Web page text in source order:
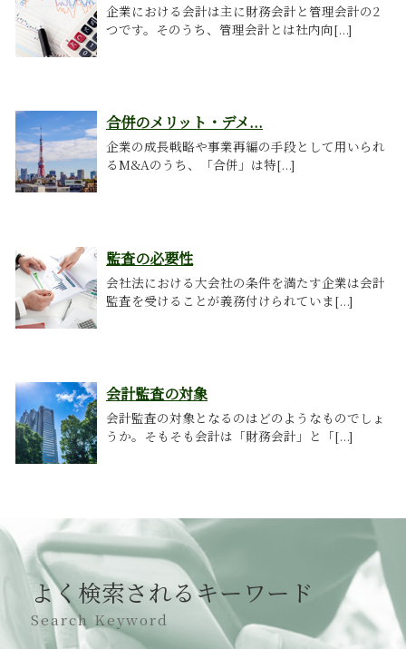
企業における会計は主に財務会計と管理会計の2
つです。そのうち、管理会計とは社内向[...]
合併のメリット・デメ...
企業の成長戦略や事業再編の手段として用いられ
るM&Aのうち、「合併」は特[...]
監査の必要性
会社法における大会社の条件を満たす企業は会計
監査を受けることが義務付けられていま[...]
会計監査の対象
会計監査の対象となるのはどのようなものでしょ
うか。そもそも会計は「財務会計」と「[...]
よく検索されるキーワード
Search Keyword